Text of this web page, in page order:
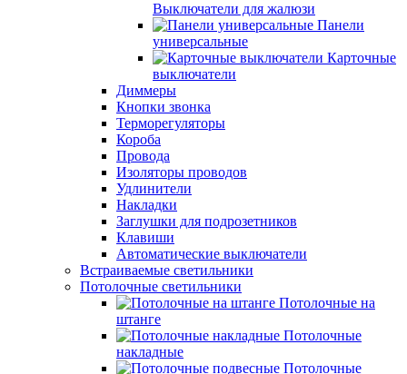
Выключатели для жалюзи
Панели
универсальные
Карточные
выключатели
Диммеры
Кнопки звонка
Терморегуляторы
Короба
Провода
Изоляторы проводов
Удлинители
Накладки
Заглушки для подрозетников
Клавиши
Автоматические выключатели
Встраиваемые светильники
Потолочные светильники
Потолочные на
штанге
Потолочные
накладные
Потолочные